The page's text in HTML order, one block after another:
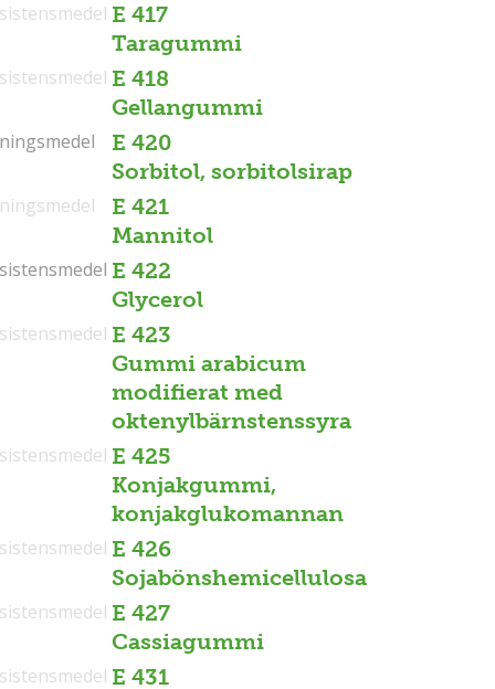
E 417
Taragummi
E 418
Gellangummi
E 420
Sorbitol, sorbitolsirap
E 421
Mannitol
E 422
Glycerol
E 423
Gummi arabicum
modifierat med
oktenylbärnstenssyra
E 425
Konjakgummi,
konjakglukomannan
E 426
Sojabönshemicellulosa
E 427
Cassiagummi
E 431